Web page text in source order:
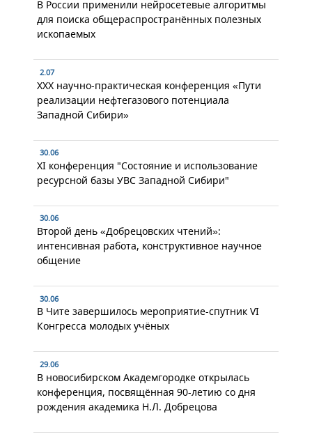
В России применили нейросетевые алгоритмы
для поиска общераспространённых полезных
ископаемых
2.07
XXX научно-практическая конференция «Пути
реализации нефтегазового потенциала
Западной Сибири»
30.06
XI конференция "Состояние и использование
ресурсной базы УВС Западной Сибири"
30.06
Второй день «Добрецовских чтений»:
интенсивная работа, конструктивное научное
общение
30.06
В Чите завершилось мероприятие-спутник VI
Конгресса молодых учёных
29.06
В новосибирском Академгородке открылась
конференция, посвящённая 90-летию со дня
рождения академика Н.Л. Добрецова